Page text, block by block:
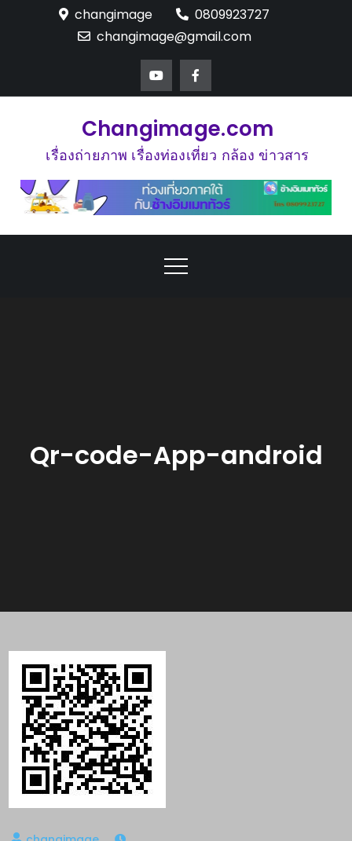
changimage
0809923727
changimage@gmail.com
Changimage.com
เรื่องถ่ายภาพ เรื่องท่องเที่ยว กล้อง ข่าวสาร
Qr-code-App-android